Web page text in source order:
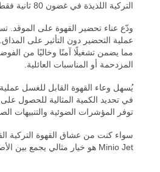
التركية اللذيذة في غضون 80 ثانية فقط – بضغطة زر واحدة.
عملية التحضير دون التأثير على
مما يضمن تشغيلًا آمنًا وخاليًا من
المزدحمة أو المناسبات العائلية.
يُسهل وعاء القهوة القابل للغسل
في تحديد الكمية المثالية للحصول
توفر المؤشرات الضوئية والتنبيهات
Minio Jet هو خيار مثالي يجمع بين الأصالة والراحة العصرية.